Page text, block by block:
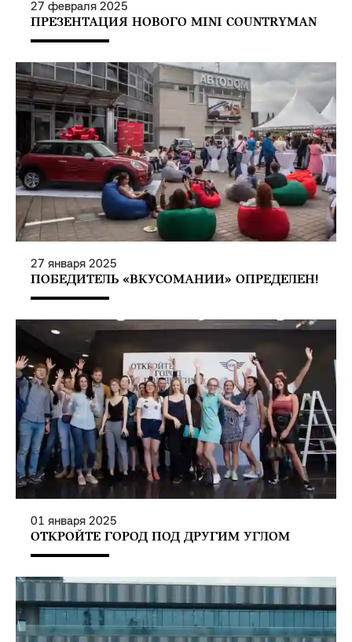
27 февраля 2025
ПРЕЗЕНТАЦИЯ НОВОГО MINI COUNTRYMAN
27 января 2025
ПОБЕДИТЕЛЬ «ВКУСОМАНИИ» ОПРЕДЕЛЕН!
01 января 2025
ОТКРОЙТЕ ГОРОД ПОД ДРУГИМ УГЛОМ